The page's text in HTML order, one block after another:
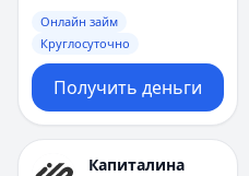
Онлайн займ
Круглосуточно
Получить деньги
Капиталина